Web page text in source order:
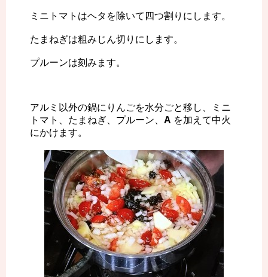
ミニトマトはヘタを除いて四つ割りにします。
たまねぎは粗みじん切りにします。
プルーンは刻みます。
アルミ以外の鍋にりんごを水分ごと移し、ミニ
トマト、たまねぎ、プルーン、 A を加えて中火
にかけます。